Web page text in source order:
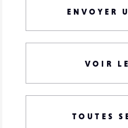
ENVOYER
VOIR
TOUTES